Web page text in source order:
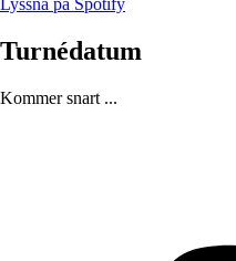
Lyssna på Spotify
Turnédatum
Kommer snart ...